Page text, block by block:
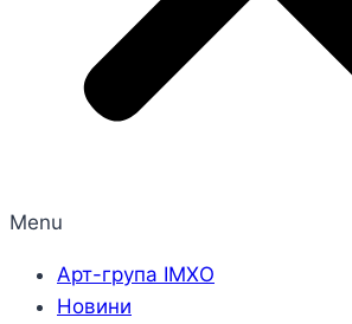
Menu
Арт-група ІМХО
Новини